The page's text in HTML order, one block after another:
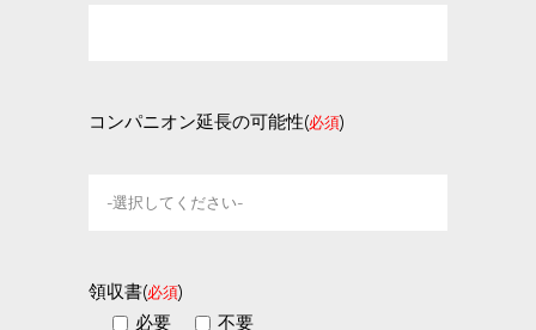
コンパニオン延長の可能性(必須)
領収書(必須)
必要
不要